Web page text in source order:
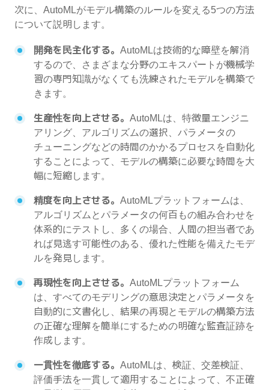
次に、AutoMLがモデル構築のルールを変える5つの方法
について説明します。
開発を民主化する。 AutoMLは技術的な障壁を解消
するので、さまざまな分野のエキスパートが機械学
習の専門知識がなくても洗練されたモデルを構築で
きます。
生産性を向上させる。 AutoMLは、特徴量エンジニ
アリング、アルゴリズムの選択、パラメータの
チューニングなどの時間のかかるプロセスを自動化
することによって、モデルの構築に必要な時間を大
幅に短縮します。
精度を向上させる。 AutoMLプラットフォームは、
アルゴリズムとパラメータの何百もの組み合わせを
体系的にテストし、多くの場合、人間の担当者であ
れば見逃す可能性のある、優れた性能を備えたモデ
ルを発見します。
再現性を向上させる。 AutoMLプラットフォーム
は、すべてのモデリングの意思決定とパラメータを
自動的に文書化し、結果の再現とモデルの構築方法
の正確な理解を簡単にするための明確な監査証跡を
作成します。
一貫性を徹底する。 AutoMLは、検証、交差検証、
評価手法を一貫して適用することによって、不正確